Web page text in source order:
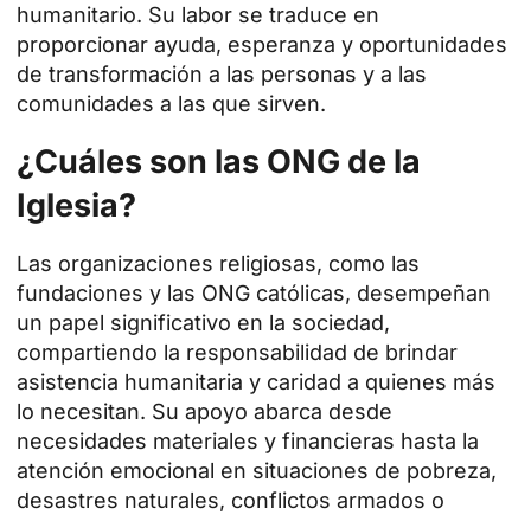
humanitario. Su labor se traduce en
proporcionar ayuda, esperanza y oportunidades
de transformación a las personas y a las
comunidades a las que sirven.
¿Cuáles son las ONG de la
Iglesia?
Las organizaciones religiosas, como las
fundaciones y las ONG católicas, desempeñan
un papel significativo en la sociedad,
compartiendo la responsabilidad de brindar
asistencia humanitaria y caridad a quienes más
lo necesitan. Su apoyo abarca desde
necesidades materiales y financieras hasta la
atención emocional en situaciones de pobreza,
desastres naturales, conflictos armados o